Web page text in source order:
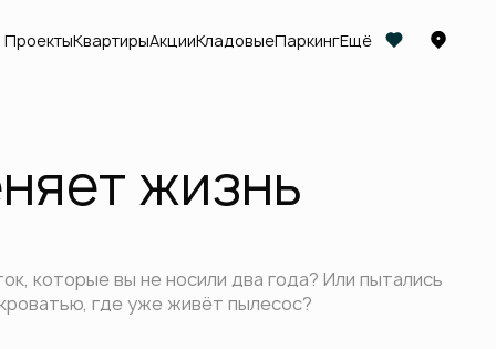
ПроектыКвартирыАкцииКладовыеПаркингЕщё
жизнь
которые вы не носили два года? Или пытались
где уже живёт пылесос?